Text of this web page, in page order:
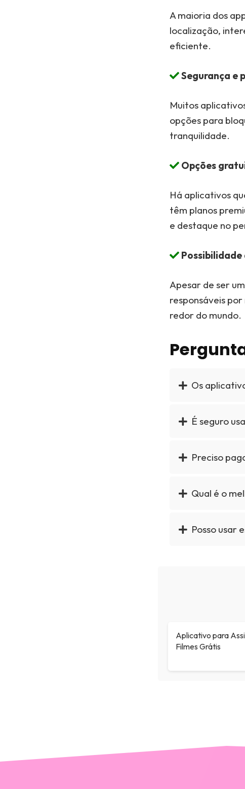
A maioria dos
localização,
eficiente.
Segurança e
Muitos
opções para
tranquilidade.
Opções
Há aplicativos
têm planos
e destaque no
Possibilidade
Apesar de ser
responsáveis
redor do mundo.
Os
É seguro
Preciso
Qual é o
Posso usar
Aplicativo para
Filmes Grátis